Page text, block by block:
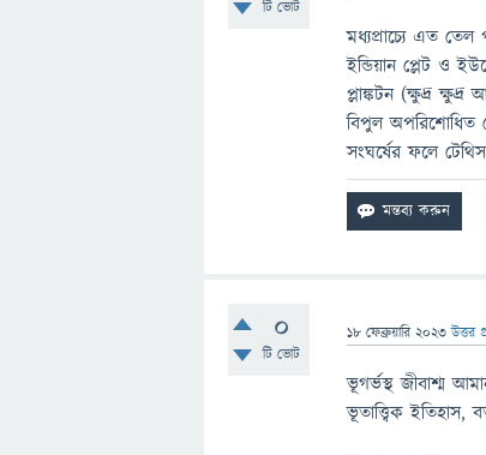
টি ভোট
মধ্যপ্রাচ্যে এত
ইন্ডিয়ান প্লেট ও
প্লাঙ্কটন (ক্ষুদ্র
বিপুল অপরিশোধিত
সংঘর্ষের ফলে
0
টি ভোট
18 ফেব্রুয়ারি 2023 উত্তর
ভূগর্ভস্থ জীবাশ্ম
ভূতাত্ত্বিক